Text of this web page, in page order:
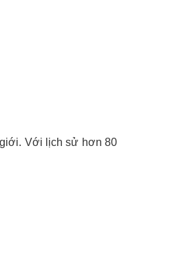
giới. Với lịch sử hơn 80